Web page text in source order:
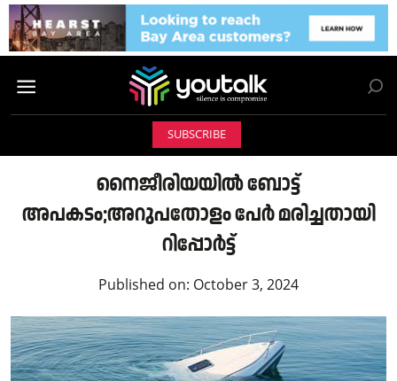
SUBSCRIBE
നൈജീരിയയിൽ ബോട്ട്
അപകടം;അറുപതോളം പേർ മരിച്ചതായി
റിപ്പോർട്ട്
Published on: October 3, 2024